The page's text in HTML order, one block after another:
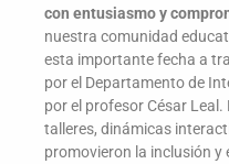
con entusiasmo y
nuestra comunidad
esta importante fecha a
por el Departamento de
por el profesor César
talleres, dinámicas
promovieron la inclusión y